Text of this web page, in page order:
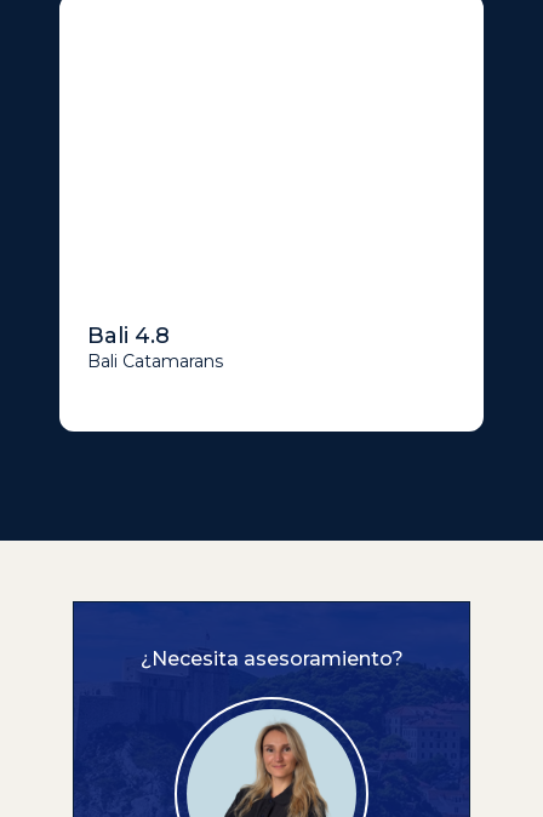
Bali 4.8
Bali Catamarans
¿Necesita asesoramiento?